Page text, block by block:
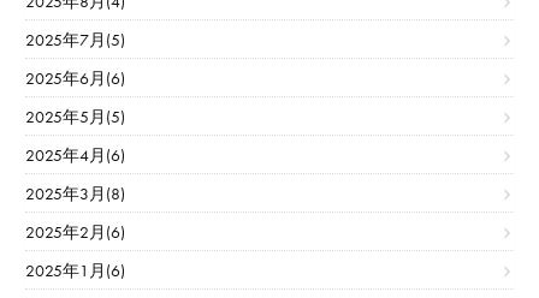
2025年7月(5)
2025年6月(6)
2025年5月(5)
2025年4月(6)
2025年3月(8)
2025年2月(6)
2025年1月(6)